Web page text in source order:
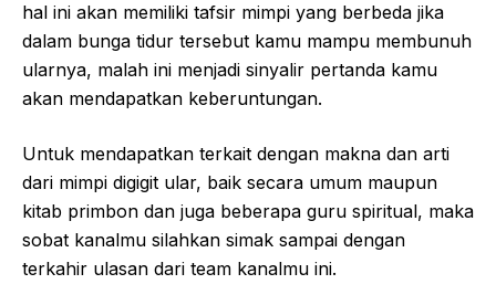
hal ini akan memiliki tafsir mimpi yang berbeda jika
dalam bunga tidur tersebut kamu mampu membunuh
ularnya, malah ini menjadi sinyalir pertanda kamu
akan mendapatkan keberuntungan.
Untuk mendapatkan terkait dengan makna dan arti
dari mimpi digigit ular, baik secara umum maupun
kitab primbon dan juga beberapa guru spiritual, maka
sobat kanalmu silahkan simak sampai dengan
terkahir ulasan dari team kanalmu ini.